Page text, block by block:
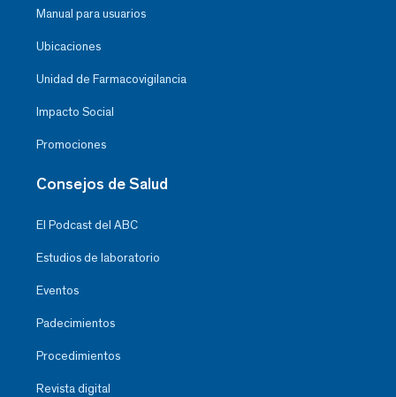
Manual para usuarios
Ubicaciones
Unidad de Farmacovigilancia
Impacto Social
Promociones
Consejos de Salud
El Podcast del ABC
Estudios de laboratorio
Eventos
Padecimientos
Procedimientos
Revista digital